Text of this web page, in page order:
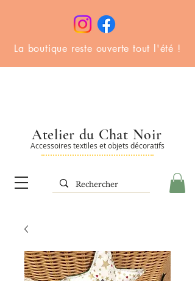
La boutique reste ouverte tout l'été !
Accessoires textiles et objets décoratifs
Atelier du Chat Noir